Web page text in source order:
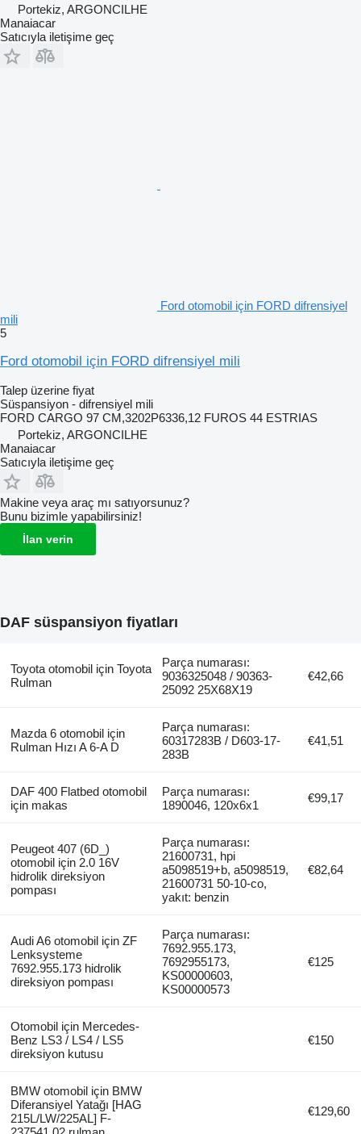
Portekiz, ARGONCILHE
Manaiacar
Satıcıyla iletişime geç
Ford otomobil için FORD difrensiyel
mili
5
Ford otomobil için FORD difrensiyel mili
Talep üzerine fiyat
Süspansiyon - difrensiyel mili
FORD CARGO 97 CM,3202P6336,12 FUROS 44 ESTRIAS
Portekiz, ARGONCILHE
Manaiacar
Satıcıyla iletişime geç
Makine veya araç mı satıyorsunuz?
Bunu bizimle yapabilirsiniz!
İlan verin
DAF süspansiyon fiyatları
Toyota otomobil için Toyota
Rulman
Parça numarası:
9036325048 / 90363-
25092 25X68X19
€42,66
Mazda 6 otomobil için
Rulman Hızı A 6-A D
Parça numarası:
60317283B / D603-17-
283B
€41,51
DAF 400 Flatbed otomobil
için makas
Parça numarası:
1890046, 120x6x1
€99,17
Peugeot 407 (6D_)
otomobil için 2.0 16V
hidrolik direksiyon
pompası
Parça numarası:
21600731, hpi
a5098519+b, a5098519,
21600731 50-10-co,
yakıt: benzin
€82,64
Audi A6 otomobil için ZF
Lenksysteme
7692.955.173 hidrolik
direksiyon pompası
Parça numarası:
7692.955.173,
7692955173,
KS00000603,
KS00000573
€125
Otomobil için Mercedes-
Benz LS3 / LS4 / LS5
direksiyon kutusu
€150
BMW otomobil için BMW
Diferansiyel Yatağı [HAG
215L/LW/225AL] F-
€129,60